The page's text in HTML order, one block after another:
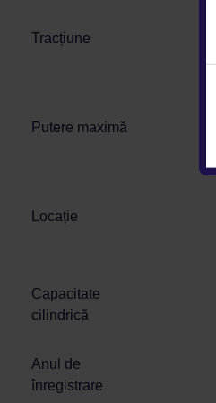
Tracțiune
Putere maximă
Locație
Capacitate
cilindrică
Anul de
înregistrare